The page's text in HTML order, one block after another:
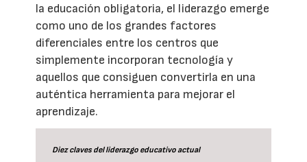
la educación obligatoria, el liderazgo emerge
como uno de los grandes factores
diferenciales entre los centros que
simplemente incorporan tecnología y
aquellos que consiguen convertirla en una
auténtica herramienta para mejorar el
aprendizaje.
Diez claves del liderazgo educativo actual